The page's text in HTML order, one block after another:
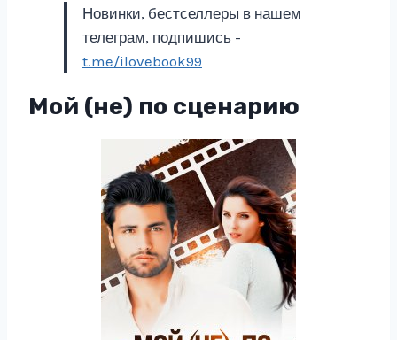
Новинки, бестселлеры в нашем
телеграм, подпишись -
t.me/ilovebook99
Мой (не) по сценарию